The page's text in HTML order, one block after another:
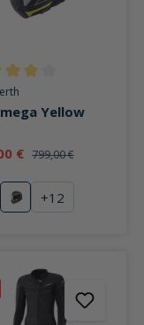
Sternen Bewertung
Yellow
€ 799,00 €
Omega Yellow
+12